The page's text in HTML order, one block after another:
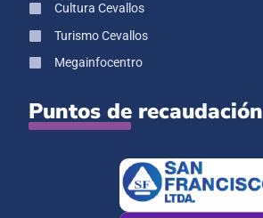
Cultura Cevallos
Turismo Cevallos
Megainfocentro
Puntos de recaudación